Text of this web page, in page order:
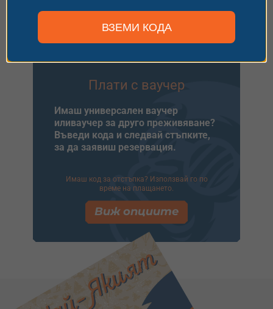
Плати с ваучер
Имаш универсален ваучер
иливаучер за друго преживяване?
Въведи кода и следвай стъпките,
за да заявиш резервация.
Имаш код за отстъпка? Използвай го по
време на плащането.
Виж опциите
ВЗЕМИ КОДА